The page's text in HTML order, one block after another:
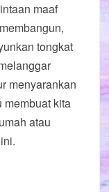
maaf
tongkat
menyarankan
membuat kita
atau